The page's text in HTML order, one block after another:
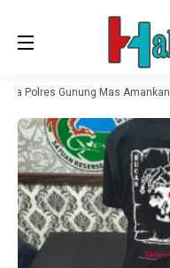
Polres Gunung Mas